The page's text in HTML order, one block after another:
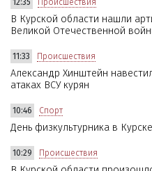
12:35 Происшествия
В Курской области нашли
Великой Отечественной
11:33 Происшествия
Александр Хинштейн
атаках ВСУ курян
10:46 Спорт
День физкультурника в
10:29 Происшествия